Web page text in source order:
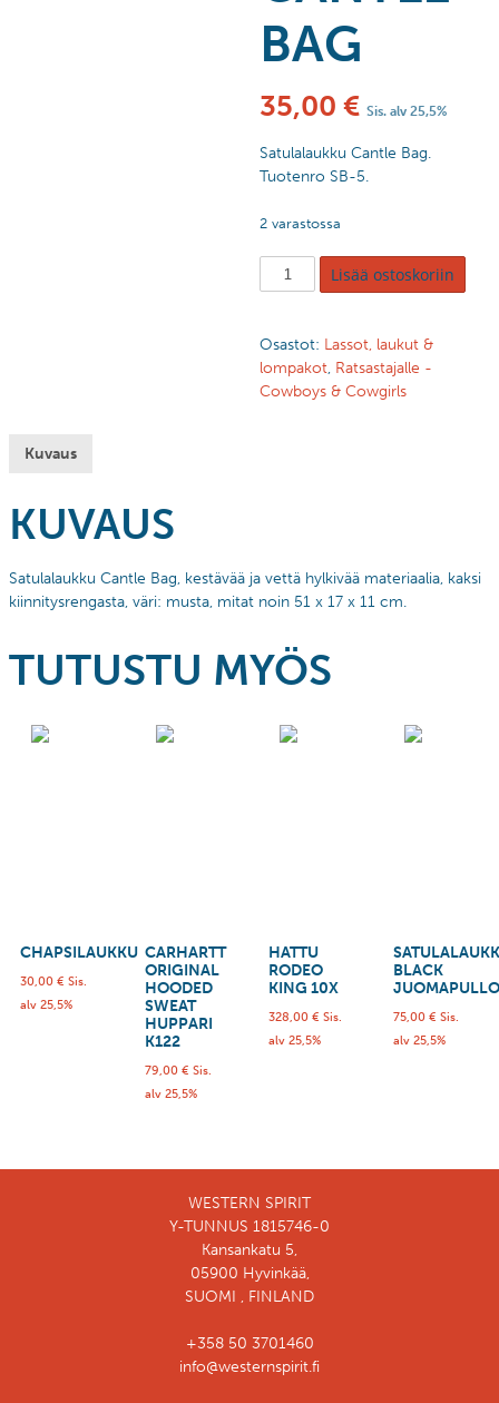
BAG
35,00 € Sis. alv 25,5%
Satulalaukku Cantle Bag.
Tuotenro SB-5.
2 varastossa
Lisää ostoskoriin
Osastot: Lassot, laukut &
lompakot, Ratsastajalle -
Cowboys & Cowgirls
Kuvaus
KUVAUS
Satulalaukku Cantle Bag, kestävää ja vettä hylkivää materiaalia, kaksi
kiinnitysrengasta, väri: musta, mitat noin 51 x 17 x 11 cm.
TUTUSTU MYÖS
CHAPSILAUKKU
30,00 € Sis.
alv 25,5%
CARHARTT
ORIGINAL
HOODED
SWEAT
HUPPARI
K122
79,00 € Sis.
alv 25,5%
HATTU
RODEO
KING 10X
328,00€ Sis.
alv 25,5%
BLACK
75,00 € Sis.
alv 25,5%
WESTERN SPIRIT
Y-TUNNUS 1815746-0
Kansankatu 5,
05900 Hyvinkää,
SUOMI , FINLAND
+358 50 3701460
info@westernspirit.fi